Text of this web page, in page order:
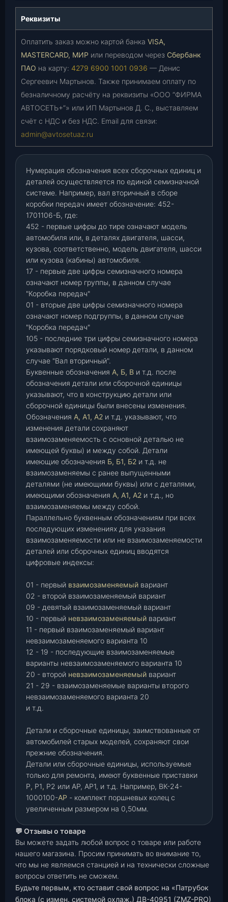
Реквизиты
Оплатить заказ можно картой банка VISA,
MASTERCARD, МИР или переводом через Сбербанк
ПАО на карту: 4279 6900 1001 0936 — Денис
Сергеевич Мартынов. Также принимаем оплату по
безналичному расчёту на реквизиты «ООО “ФИРМА
АВТОСЕТЬ+”» или ИП Мартынов Д. С., выставляем
счёт с НДС и без НДС. Email для связи:
admin@avtosetuaz.ru
Нумерация обозначения всех сборочных единиц и
деталей осуществляется по единой семизначной
системе. Например, вал вторичный в сборе
коробки передач имеет обозначение: 452-
1701106-Б, где:
452 - первые цифры до тире означают модель
автомобиля или, в деталях двигателя, шасси,
кузова, соответственно, модель двигателя, шасси
или кузова (кабины) автомобиля.
17 - первые две цифры семизначного номера
означают номер группы, в данном случае
"Коробка передач"
01 - вторые две цифры семизначного номера
означают номер подгруппы, в данном случае
"Коробка передач"
105 - последние три цифры семизначного номера
указывают порядковый номер детали, в данном
случае "Вал вторичный".
Буквенные обозначения А, Б, В и т.д. после
обозначения детали или сборочной единицы
указывают, что в конструкцию детали или
сборочной единицы были внесены изменения.
Обозначения А, А1, А2 и т.д. указывают, что
изменения детали сохраняют
взаимозаменяемость с основной деталью не
имеющей буквы) и между собой. Детали
имеющие обозначения Б, Б1, Б2 и т.д. не
взаимозаменяемы с ранее выпущенными
деталями (не имеющими буквы) или с деталями,
имеющими обозначения А, А1, А2 и т.д., но
взаимозаменяемы между собой.
Параллельно буквенным обозначениям при всех
последующих изменениях для указания
взаимозаменяемости или не взаимозаменяемости
деталей или сборочных единиц вводятся
цифровые индексы:
01 - первый взаимозаменяемый вариант
02 - второй взаимозаменяемый вариант
09 - девятый взаимозаменяемый вариант
10 - первый невзаимозаменяемый вариант
11 - первый взаимозаменяемый вариант
невзаимозаменяемого варианта 10
12 - 19 - последующие взаимозаменяемые
варианты невзаимозаменяемого варианта 10
20 - второй невзаимозаменяемый вариант
21 - 29 - взаимозаменяемые варианты второго
невзаимозаменяемого варианта 20
и т.д.
Детали и сборочные единицы, заимствованные от
автомобилей старых моделей, сохраняют свои
прежние обозначения.
Детали или сборочные единицы, используемые
только для ремонта, имеют буквенные приставки
Р, Р1, Р2 или АР, АР1, и т.д. Например, ВК-24-
1000100-АР - комплект поршневых колец с
увеличенным размером на 0,50мм.
💬 Отзывы о товаре
Вы можете задать любой вопрос о товаре или работе
нашего магазина. Просим принимать во внимание то,
что мы не являемся станцией и на технически сложные
вопросы ответить не сможем.
Будьте первым, кто оставит свой вопрос на «Патрубок
блока (с измен. системой охлаж.) ДВ-40951 (ZMZ-PRO)